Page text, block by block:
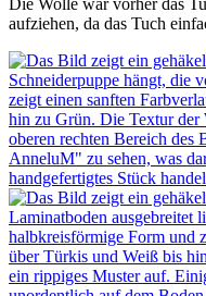
aufziehen, da das Tuch